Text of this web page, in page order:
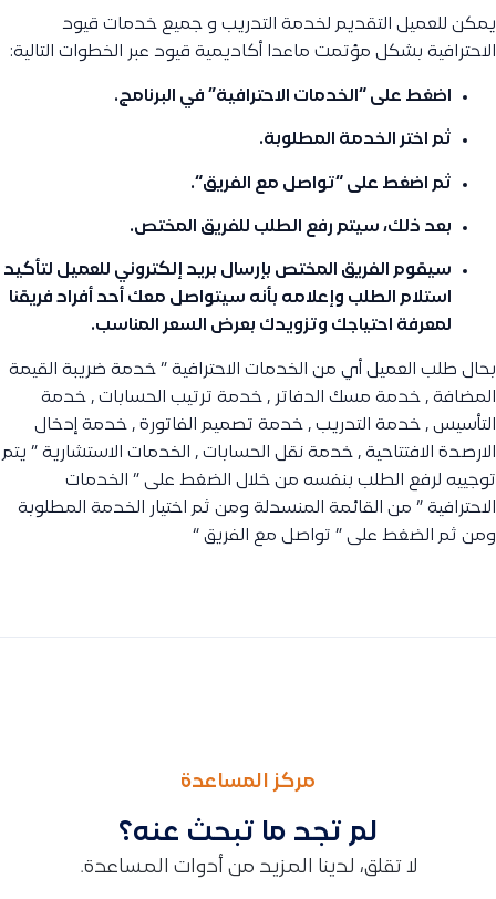
يمكن للعميل التقديم لخدمة التدريب و جميع خدمات قيود
الاحترافية بشكل مؤتمت ماعدا أكاديمية قيود عبر الخطوات التالية:
اضغط على “ الخدمات الاحترافية” في البرنامج.
ثم اختر الخدمة المطلوبة.
ثم اضغط على “تواصل مع الفريق“.
بعد ذلك، سيتم رفع الطلب للفريق المختص.
سيقوم الفريق المختص بإرسال بريد إلكتروني للعميل لتأكيد
استلام الطلب وإعلامه بأنه سيتواصل معك أحد أفراد فريقنا
لمعرفة احتياجك وتزويدك بعرض السعر المناسب.
بحال طلب العميل أي من الخدمات الاحترافية ” خدمة ضريبة القيمة
المضافة , خدمة مسك الدفاتر , خدمة ترتيب الحسابات , خدمة
التأسيس , خدمة التدريب , خدمة تصميم الفاتورة , خدمة إدخال
الارصدة الافتتاحية , خدمة نقل الحسابات , الخدمات الاستشارية ” يتم
توجييه لرفع الطلب بنفسه من خلال الضغط على ” الخدمات
الاحترافية ” من القائمة المنسدلة ومن ثم اختيار الخدمة المطلوبة
ومن ثم الضغط على ” تواصل مع الفريق “
مركز المساعدة
لم تجد ما تبحث عنه؟
لا تقلق، لدينا المزيد من أدوات المساعدة.